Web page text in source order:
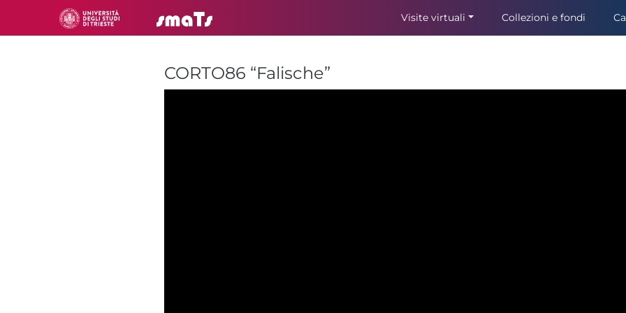
Visite virtuali Collezioni e fondi
CORTO86 “Falische”